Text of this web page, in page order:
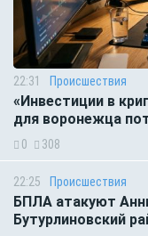
22:31 Происшествия
«Инвестиции в
для воронежца
0 308
22:25 Происшествия
БПЛА атакуют
Бутурлиновский